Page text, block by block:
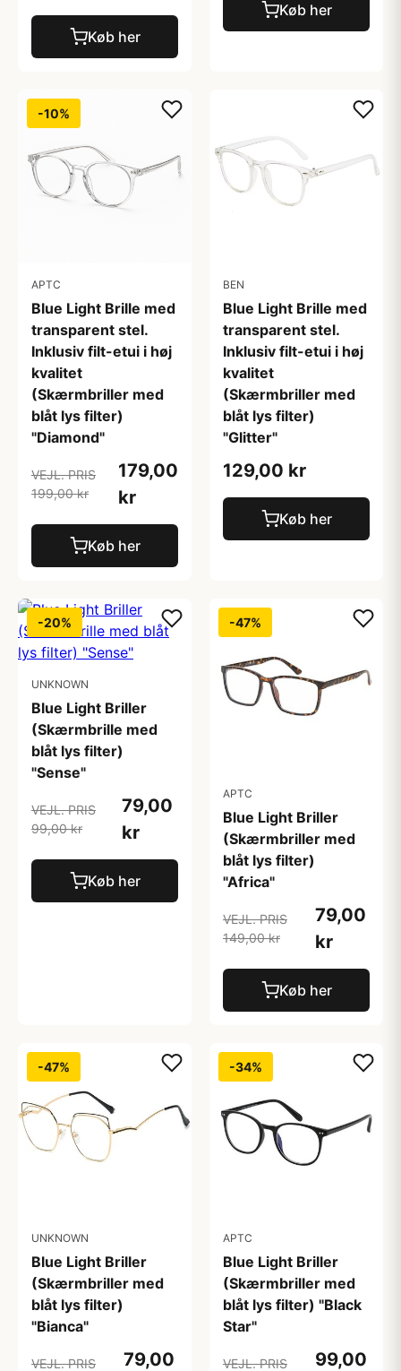
Køb her
Køb her
-10%
APTC
Blue Light Brille med
transparent stel.
Inklusiv filt-etui i høj
kvalitet
(Skærmbriller med
blåt lys filter)
"Diamond"
VEJL. PRIS
199,00 kr
179,00
kr
Køb her
BEN
Blue Light Brille med
transparent stel.
Inklusiv filt-etui i høj
kvalitet
(Skærmbriller med
blåt lys filter)
"Glitter"
129,00 kr
Køb her
-20%
UNKNOWN
Blue Light Briller
(Skærmbrille med
blåt lys filter)
"Sense"
VEJL. PRIS
99,00 kr
79,00
kr
Køb her
-47%
APTC
Blue Light Briller
(Skærmbriller med
blåt lys filter)
"Africa"
VEJL. PRIS
149,00 kr
79,00
kr
Køb her
-47%
UNKNOWN
Blue Light Briller
(Skærmbriller med
blåt lys filter)
"Bianca"
VEJL. PRIS 79,00
-34%
APTC
Blue Light Briller
(Skærmbriller med
blåt lys filter) "Black
Star"
VEJL. PRIS 99,00